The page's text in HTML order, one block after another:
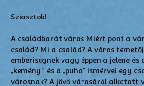
Sziasztok!
A családbarát város Miért pont a
család? Mi a család? A város
emberiségnek vagy éppen a jelene és
„kemény ” és a „puha” ismérvei egy
városnak? A jövő városáról alkotott